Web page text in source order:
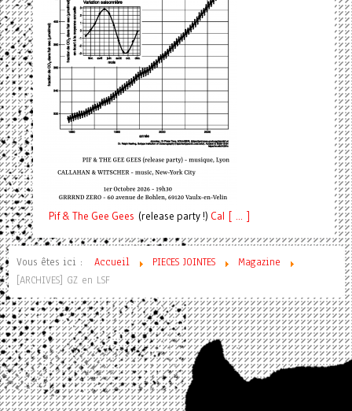
Pif& The Gee Gees (release party !) Cal [ ... ]
Vous êtes ici : Accueil PIECES JOINTES
Magazine
[ARCHIVES] GZ en LSF